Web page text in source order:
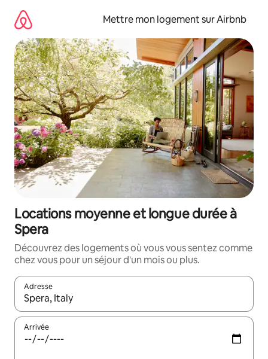
directement
contenu
Mettre mon logement sur Airbnb
Locations moyenne et longue durée à
Spera
Découvrez des logements où vous vous sentez comme
chez vous pour un séjour d'un mois ou plus.
Adresse
Lorsque les résultats s'affichent, utilisez les flèches vers le
Arrivée